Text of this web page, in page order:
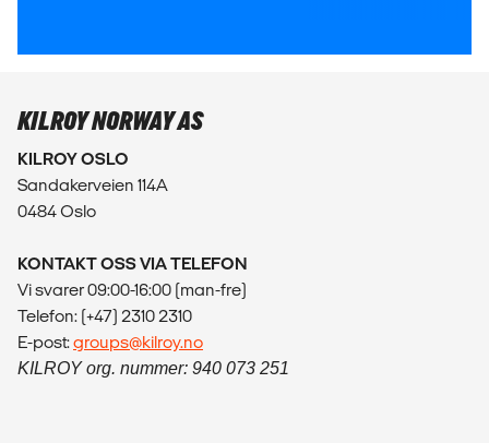
KILROY NORWAY AS
KILROY OSLO
Sandakerveien 114A
0484 Oslo
KONTAKT OSS VIA TELEFON
Vi svarer 09:00-16:00 (man-fre)
Telefon: (+47) 2310 2310
E-post:groups@kilroy.no
KILROY org. nummer: 940 073 251